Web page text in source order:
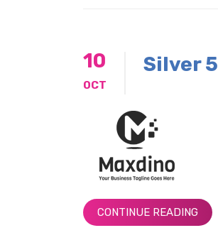
10
OCT
Silver 5
CONTINUE READING